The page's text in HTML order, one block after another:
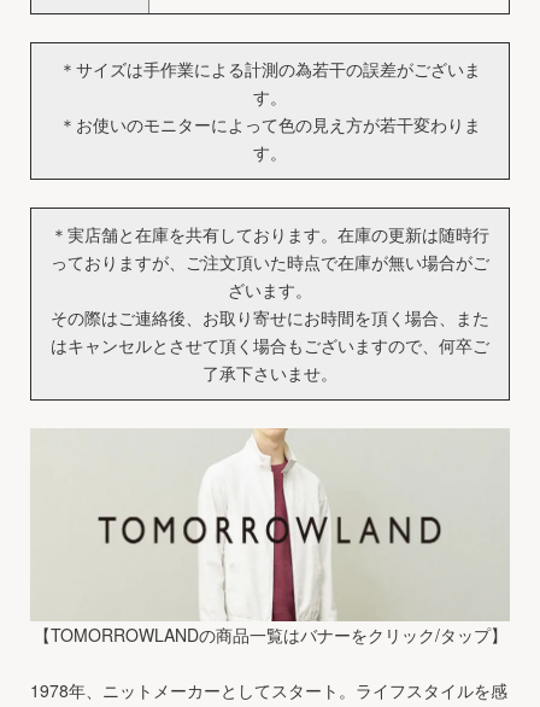
＊サイズは手作業による計測の為若干の誤差がございま
す。
＊お使いのモニターによって色の見え方が若干変わりま
す。
＊実店舗と在庫を共有しております。在庫の更新は随時行
っておりますが、ご注文頂いた時点で在庫が無い場合がご
ざいます。
その際はご連絡後、お取り寄せにお時間を頂く場合、また
はキャンセルとさせて頂く場合もございますので、何卒ご
了承下さいませ。
【TOMORROWLANDの商品一覧はバナーをクリック/タップ】
1978年、ニットメーカーとしてスタート。ライフスタイルを感